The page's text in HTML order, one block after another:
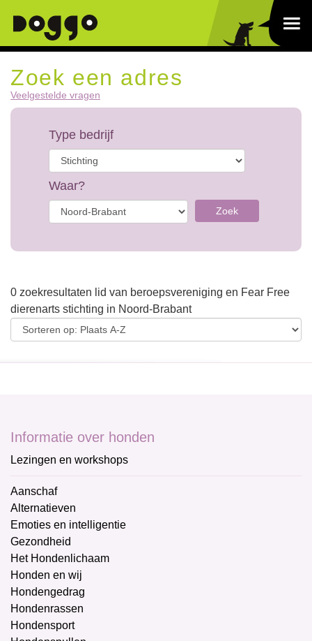
Zoek een adres
Veelgestelde vragen
Type bedrijf
Waar?
Zoek
0 zoekresultaten lid van beroepsvereniging en Fear Free
dierenarts stichting in Noord-Brabant
Informatie over honden
Lezingen en workshops
Aanschaf
Alternatieven
Emoties en intelligentie
Gezondheid
Het Hondenlichaam
Honden en wij
Hondengedrag
Hondenrassen
Hondensport